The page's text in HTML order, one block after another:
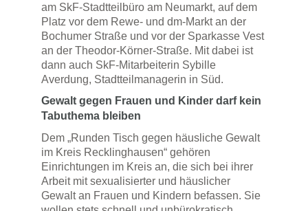
am SkF-Stadtteilbüro am Neumarkt, auf dem
Platz vor dem Rewe- und dm-Markt an der
Bochumer Straße und vor der Sparkasse Vest
an der Theodor-Körner-Straße. Mit dabei ist
dann auch SkF-Mitarbeiterin Sybille
Averdung, Stadtteilmanagerin in Süd.
Gewalt gegen Frauen und Kinder darf kein
Tabuthema bleiben
Dem „Runden Tisch gegen häusliche Gewalt
im Kreis Recklinghausen“ gehören
Einrichtungen im Kreis an, die sich bei ihrer
Arbeit mit sexualisierter und häuslicher
Gewalt an Frauen und Kindern befassen. Sie